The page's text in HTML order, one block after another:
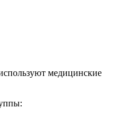
медицинские